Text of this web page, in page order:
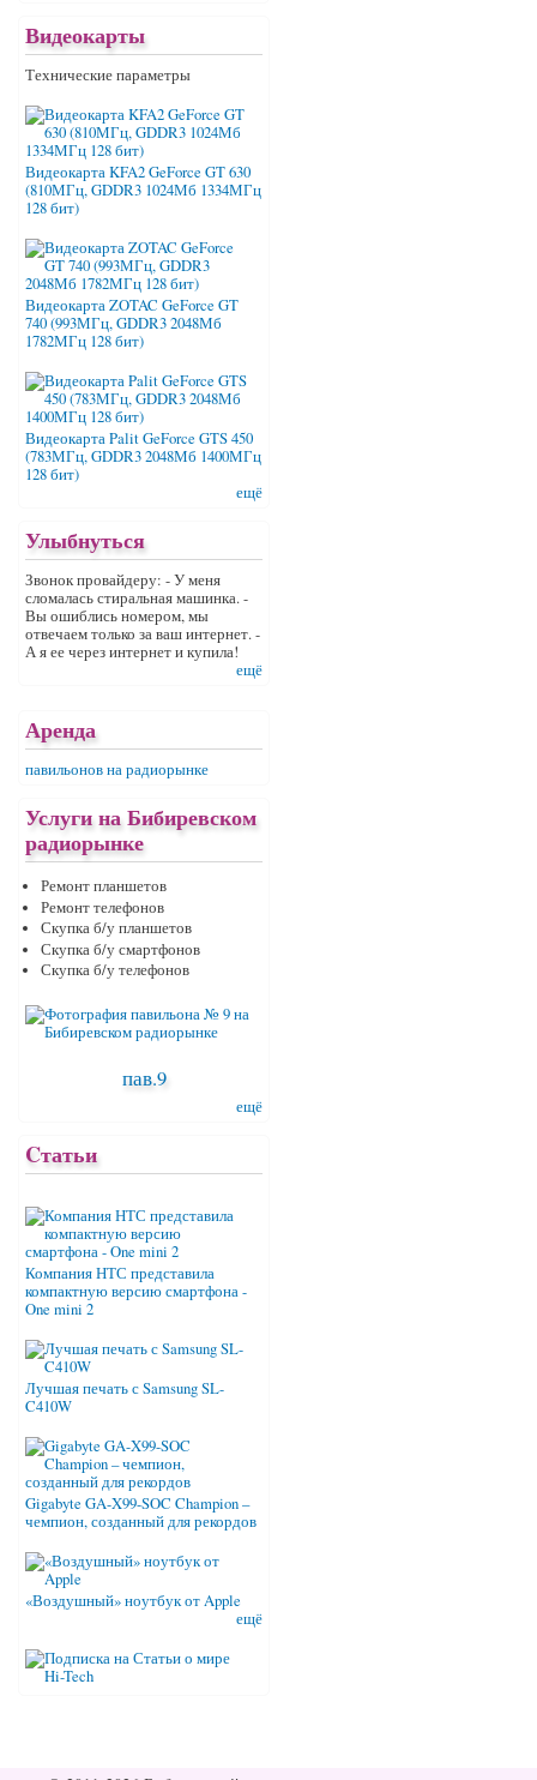
Видеокарты
Технические параметры
Видеокарта KFA2 GeForce GT 630
(810МГц, GDDR3 1024Мб 1334МГц
128 бит)
Видеокарта ZOTAC GeForce GT
740 (993МГц, GDDR3 2048Мб
1782МГц 128 бит)
Видеокарта Palit GeForce GTS 450
(783МГц, GDDR3 2048Мб 1400МГц
128 бит)
ещё
Улыбнуться
Звонок провайдеру: - У меня
сломалась стиральная машинка. -
Вы ошиблись номером, мы
отвечаем только за ваш интернет. -
А я ее через интернет и купила!
ещё
Аренда
павильонов на радиорынке
Услуги на Бибиревском
радиорынке
Ремонт планшетов
Ремонт телефонов
Скупка б/у планшетов
Скупка б/у смартфонов
Скупка б/у телефонов
пав.9
ещё
Cтатьи
Компания НТС представила
компактную версию смартфона -
One mini 2
Лучшая печать с Samsung SL-
C410W
Gigabyte GA-X99-SOC Champion –
чемпион, созданный для рекордов
«Воздушный» ноутбук от Apple
ещё